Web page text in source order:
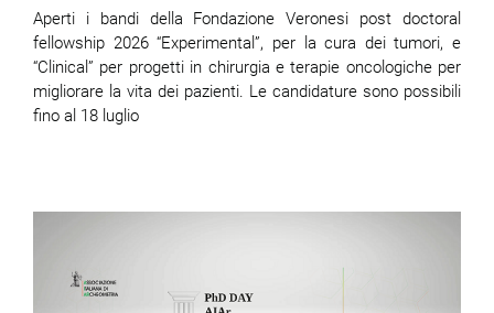
Aperti i bandi della Fondazione Veronesi post doctoral
fellowship 2026 “Experimental”, per la cura dei tumori, e
“Clinical” per progetti in chirurgia e terapie oncologiche per
migliorare la vita dei pazienti. Le candidature sono possibili
fino al 18 luglio